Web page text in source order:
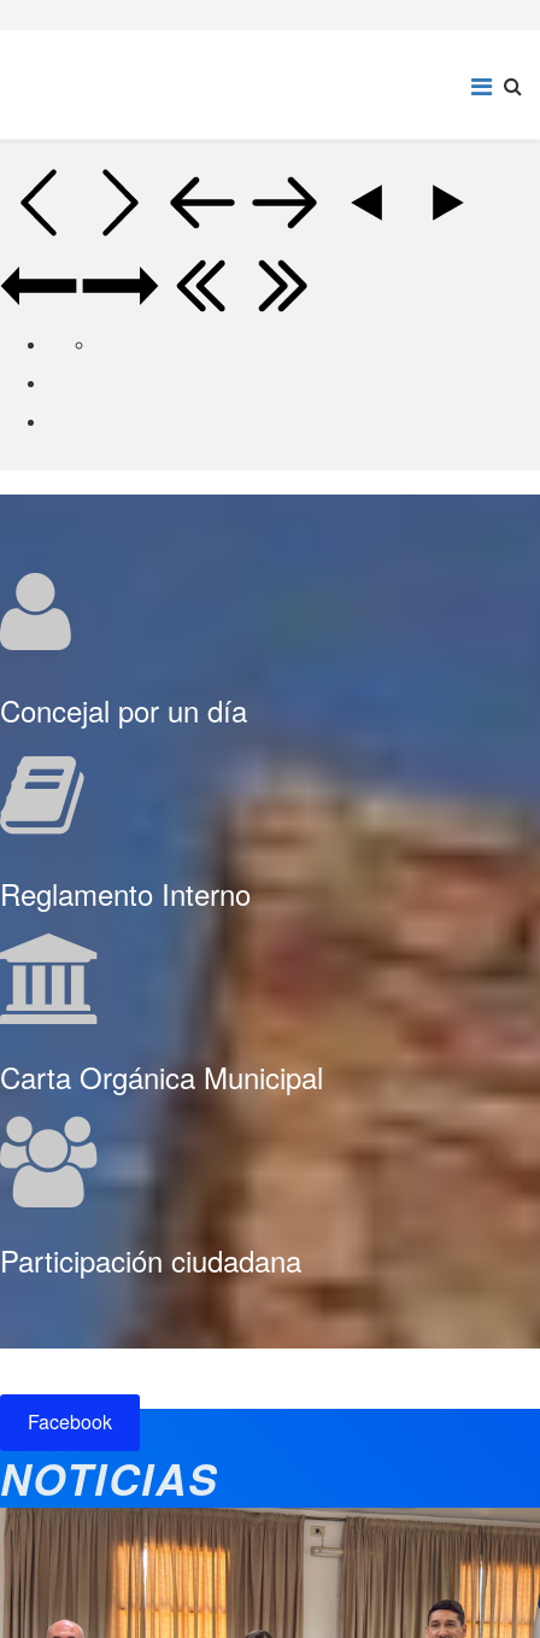
Concejal por un día
Reglamento Interno
Carta Orgánica Municipal
Participación ciudadana
Facebook
NOTICIAS